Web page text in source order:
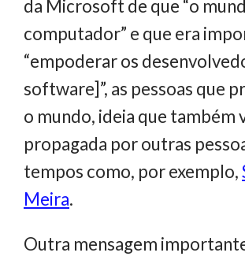
da Microsoft de que “o
computador” e que era
“empoderar os
software]”, as pessoas que
o mundo, ideia que também
propagada por outras
tempos como, por exemplo,
Meira.
Outra mensagem